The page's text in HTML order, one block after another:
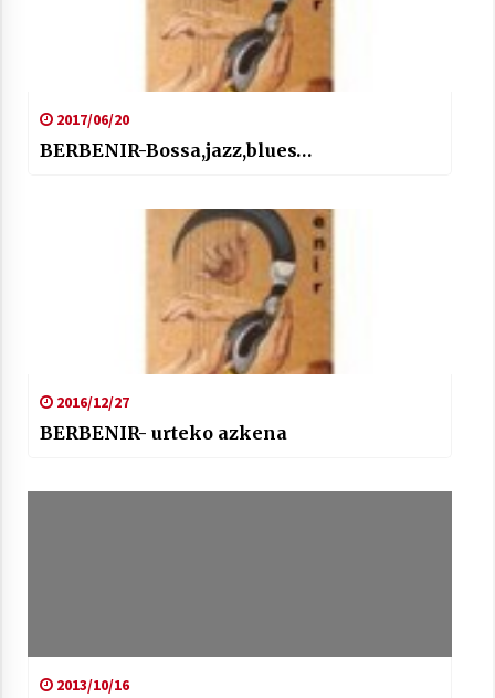
Zebrabidearen denboraldi amaiera
2021/07/01
Arrosaren laburpen bideoa Hamaika
2021/06/30
2017/06/20
BERBENIR-Bossa,jazz,blues…
2016/12/27
BERBENIR- urteko azkena
2013/10/16